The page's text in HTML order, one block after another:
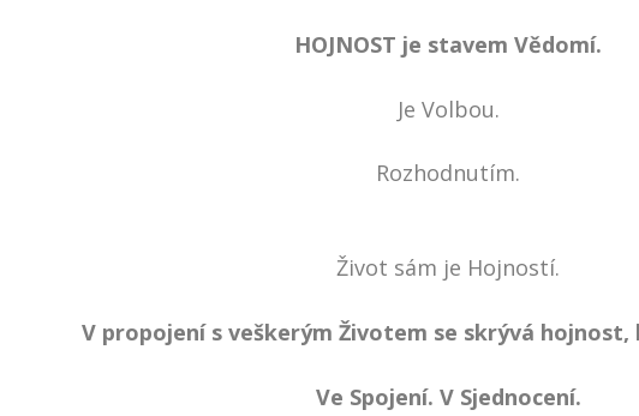
HOJNOST je stavem Vědomí.
Je Volbou.
Rozhodnutím.
Život sám je Hojností.
V propojení s veškerým Životem se skrývá
Ve Spojení. V Sjednocení.